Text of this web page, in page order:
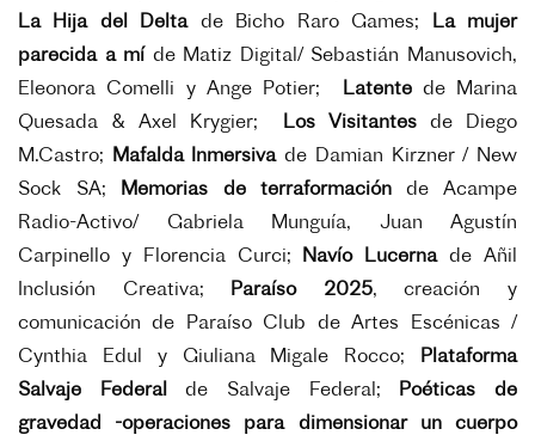
La Hija del Deltade Bicho Raro Games;
La mujer
parecida a mí de Matiz Digital/ Sebastián Manusovich,
Eleonora Comelli y Ange Potier;
Latentede Marina
Quesada & Axel Krygier;
Los Visitantes de Diego
M.Castro;
Mafalda Inmersivade Damian Kirzner / New
Sock SA;
Memorias de terraformaciónde Acampe
Radio-Activo/ Gabriela Munguía, Juan Agustín
Carpinello y Florencia Curci;
Navío Lucernade Añil
Inclusión Creativa;
Paraíso 2025, creación y
comunicación de Paraíso Club de Artes Escénicas /
Cynthia Edul y Giuliana Migale Rocco;
Plataforma
Salvaje Federal
de Salvaje Federal;
Poéticas de
gravedad -operaciones para dimensionar un cuerpo